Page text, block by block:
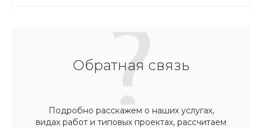
Обратная связь
Подробно расскажем о наших услугах,
видах работ и типовых проектах, рассчитаем